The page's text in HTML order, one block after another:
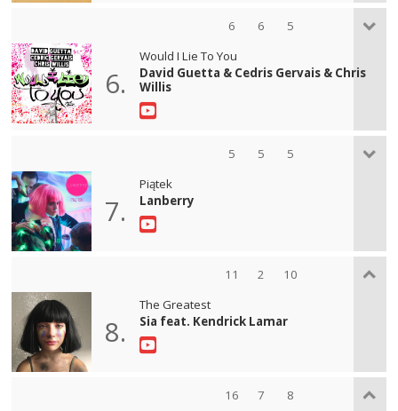
6 6 5
6.
Would I Lie To You
David Guetta & Cedris Gervais & Chris
Willis
5 5 5
7.
Piątek
Lanberry
11 2 10
8.
The Greatest
Sia feat. Kendrick Lamar
16 7 8